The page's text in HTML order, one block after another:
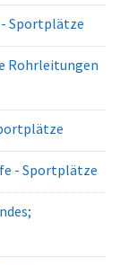
Sportplätze
Rohrleitungen
- Sportplätze